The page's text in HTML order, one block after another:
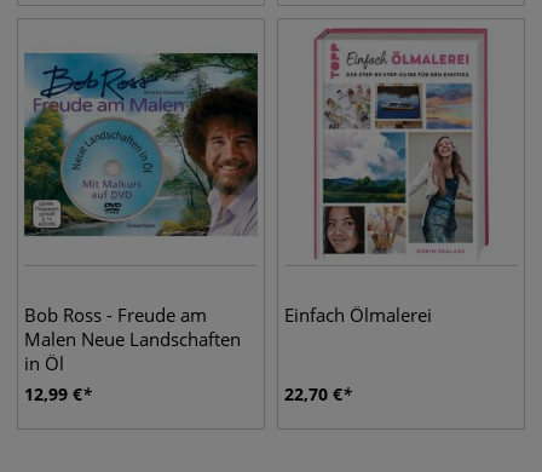
Bob Ross - Freude am
Malen Neue Landschaften
in Öl
12,99 €
Einfach Ölmalerei
22,70 €